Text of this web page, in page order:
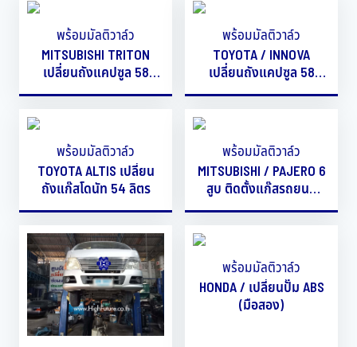
พร้อมมัลติวาล์ว
MITSUBISHI TRITON
เปลี่ยนถังแคปซูล 58
ลิตร
พร้อมมัลติวาล์ว
TOYOTA / INNOVA
เปลี่ยนถังแคปซูล 58
ลิตร
พร้อมมัลติวาล์ว
TOYOTA ALTIS เปลี่ยน
ถังแก๊สโดนัท 54 ลิตร
พร้อมมัลติวาล์ว
MITSUBISHI / PAJERO 6
สูบ ติดตั้งแก๊สรถยนต์
KME รุ่น OBD
พร้อมมัลติวาล์ว
HONDA / เปลี่ยนปั๊ม ABS
(มือสอง)